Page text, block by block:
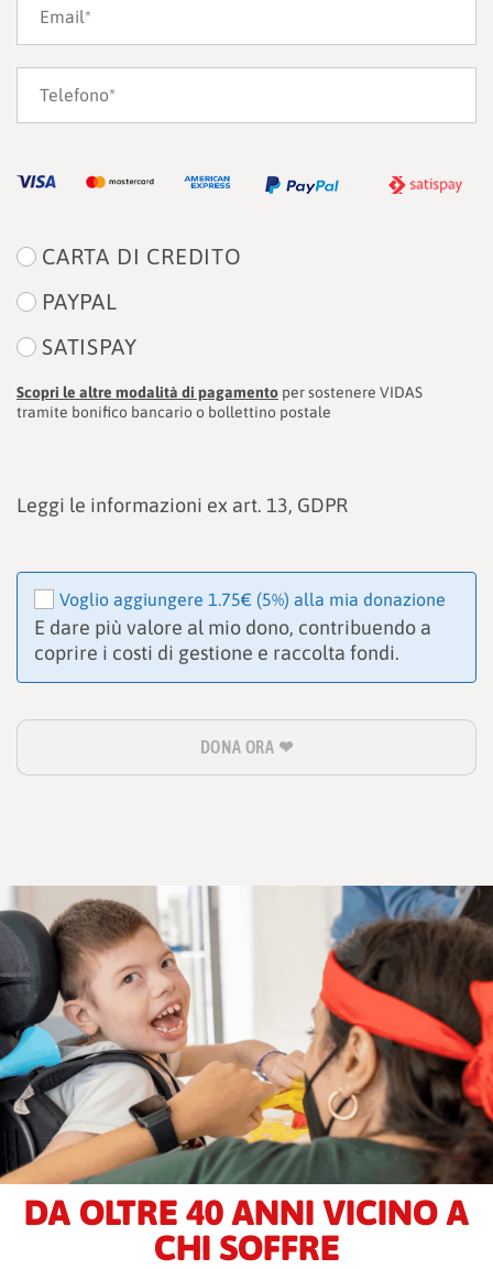
DA OLTRE 40 ANNI VICINO A
CHI SOFFRE
CARTA DI CREDITO
PAYPAL
SATISPAY
Scopri le altre modalità di pagamento per sostenere VIDAS
tramite bonifico bancario o bollettino postale
Leggi le informazioni ex art. 13, GDPR
Voglio aggiungere 1.75€ (5%) alla mia donazione
E dare più valore al mio dono, contribuendo a
coprire i costi di gestione e raccolta fondi.
DONA ORA ❤